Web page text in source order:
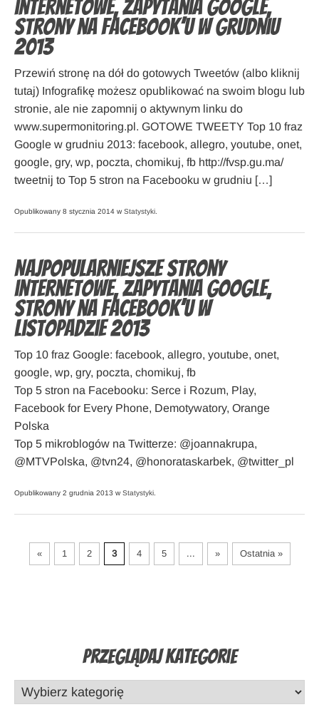
internetowe, zapytania Google,
strony na Facebook’u w grudniu
2013
Przewiń stronę na dół do gotowych Tweetów (albo kliknij
tutaj) Infografikę możesz opublikować na swoim blogu lub
stronie, ale nie zapomnij o aktywnym linku do
www.supermonitoring.pl. GOTOWE TWEETY Top 10 fraz
Google w grudniu 2013: facebook, allegro, youtube, onet,
google, gry, wp, poczta, chomikuj, fb http://fvsp.gu.ma/
tweetnij to Top 5 stron na Facebooku w grudniu […]
Opublikowany 8 stycznia 2014 w Statystyki
Najpopularniejsze strony
internetowe, zapytania Google,
strony na Facebook’u w
listopadzie 2013
Top 10 fraz Google: facebook, allegro, youtube, onet,
google, wp, gry, poczta, chomikuj, fb
Top 5 stron na Facebooku: Serce i Rozum, Play,
Facebook for Every Phone, Demotywatory, Orange
Polska
Top 5 mikroblogów na Twitterze: @joannakrupa,
@MTVPolska, @tvn24, @honorataskarbek, @twitter_pl
Opublikowany 2 grudnia 2013 w Statystyki
« 1 2 3 4 5 ... » Ostatnia »
Przeglądaj Kategorie